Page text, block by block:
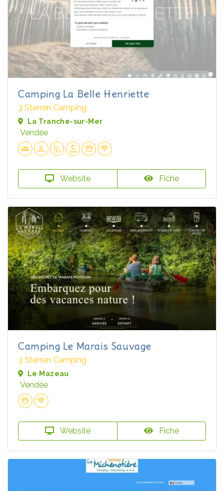
Camping La Belle Henriette
3 Sterren Camping
La Tranche-sur-Mer
Vendée
Website Fiche
Camping Le Marais Sauvage
3 Sterren Camping
Le Mazeau
Vendée
Website Fiche